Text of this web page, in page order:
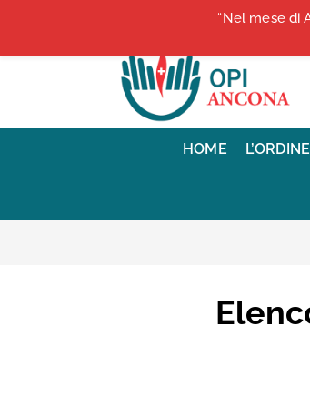
HOME L’ORDINE
“Nel mese di